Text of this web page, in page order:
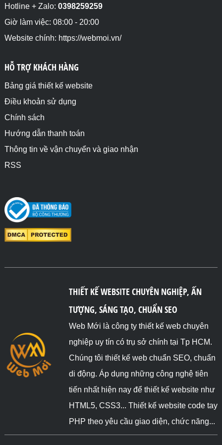
<h4>grid-column-start: span 2; Quy định phần tử con
thứ 1 chiếm 2 cột</h4>
<div class="divcha">
	<div style="grid-column-start: span
    <div>3</div>
    <div>5</div>
</div>
<h4>grid-column-start: span 2; Quy định phần tử con
thứ 2 chiếm 2 cột</h4>
	<div>1</div>
    <div style="grid-column-start: span 2;">2</div>
    <div>3</div>
    <div>6</div>
</div>
</body>
Hotline + Zalo: 0398259259
Giờ làm việc: 08:00 - 20:00
Website chính: https://webmoi.vn/
HỖ TRỢ KHÁCH HÀNG
Bảng giá thiết kế website
Điều khoản sử dụng
Chính sách
Hướng dẫn thanh toán
Thông tin về vận chuyển và giao nhận
RSS
THIẾT KẾ WEBSITE CHUYÊN NGHIỆP, ẤN
TƯỢNG, SÁNG TẠO, CHUẨN SEO
Web Mới là công ty thiết kế web chuyên
nghiệp uy tín có trụ sở chính tại Tp HCM.
Chúng tôi thiết kế web chuẩn SEO, chuẩn
di động. Áp dụng những công nghệ tiên
tiến nhất hiện nay để thiết kế website như
HTML5, CSS3... Thiết kế website code tay
PHP theo yêu cầu giao diện, chức năng...